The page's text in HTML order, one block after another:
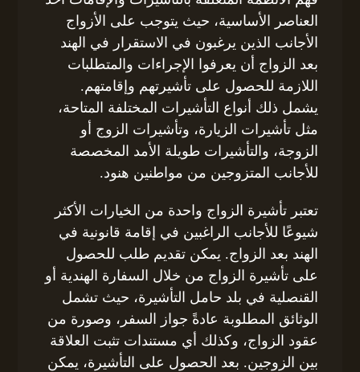
العناصر الأساسية، حيث يتوجب على الأزواج
الأجانب الذين يرغبون في الاستقرار في الهند
بعد الزواج أن يعرفوا الإجراءات والمتطلبات
اللازمة للحصول على تأشيرتهم وإقامتهم.
يشمل ذلك أنواع التأشيرات المختلفة المتاحة،
مثل تأشيرات الزيارة، وتأشيرات الزوج أو
الزوجة، والتأشيرات طويلة الأمد المخصصة
للأجانب المتزوجين من مواطنين هنود.
تعتبر تأشيرة الزواج واحدة من الخيارات الأكثر
شيوعًا للأجانب الراغبين في إقامة قانونية في
الهند بعد الزواج. يمكن تقديم طلب للحصول
على تأشيرة الزواج من خلال السفارة الهندية أو
القنصلية في بلد حامل التأشيرة، حيث تشمل
الوثائق المطلوبة عادةً جواز السفر، وصورة من
عقود الزواج، وكذلك أي مستندات تثبت العلاقة
بين الزوجين. بعد الحصول على التأشيرة، يمكن